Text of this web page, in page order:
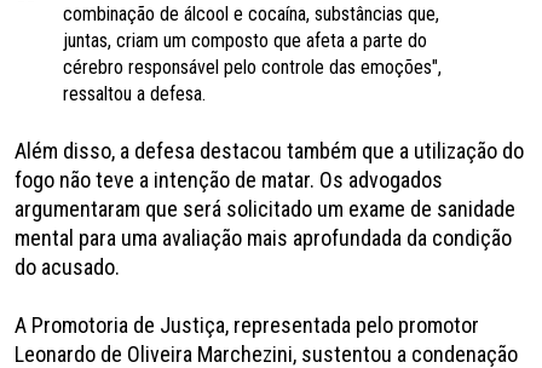
combinação de álcool e cocaína, substâncias que,
juntas, criam um composto que afeta a parte do
cérebro responsável pelo controle das emoções",
ressaltou a defesa.
Além disso, a defesa destacou também que a utilização do
fogo não teve a intenção de matar. Os advogados
argumentaram que será solicitado um exame de sanidade
mental para uma avaliação mais aprofundada da condição
do acusado.
A Promotoria de Justiça, representada pelo promotor
Leonardo de Oliveira Marchezini, sustentou a condenação